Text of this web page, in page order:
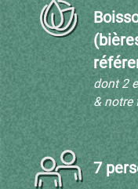
dont 2
& notre
7